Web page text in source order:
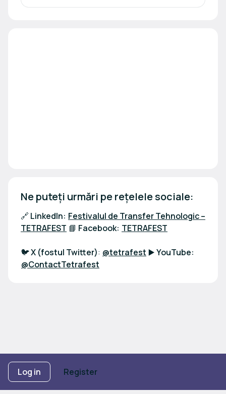
Log in Register
Ne puteți urmări pe rețelele sociale:
🔗 LinkedIn: Festivalul de Transfer Tehnologic –
TETRAFEST 📘 Facebook: TETRAFEST
🐦X (fostul Twitter): @tetrafest ▶️YouTube:
@ContactTetrafest
Footer navigation
Terms of UsePrivacy Policy